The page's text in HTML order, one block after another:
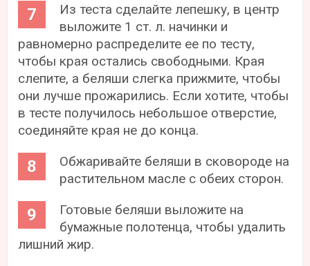
Из теста сделайте лепешку, в центр
выложите 1 ст. л. начинки и
равномерно распределите ее по тесту,
чтобы края остались свободными. Края
слепите, а беляши слегка прижмите, чтобы
они лучше прожарились. Если хотите, чтобы
в тесте получилось небольшое отверстие,
соединяйте края не до конца.
Обжаривайте беляши в сковороде на
растительном масле с обеих сторон.
Готовые беляши выложите на
бумажные полотенца, чтобы удалить
лишний жир.